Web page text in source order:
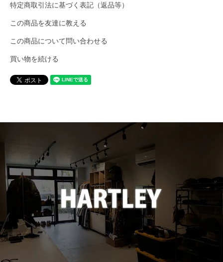
特定商取引法に基づく表記（返品等）
この商品を友達に教える
この商品について問い合わせる
買い物を続ける
BURLAP OUTFITTER
BUZZ RICKSON'S
Carhartt
Champion
CHRISTOPHER BROWN